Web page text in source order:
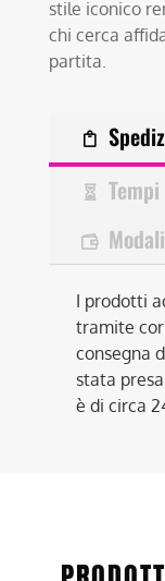
stile iconico
chi cerca
partita.
I prodotti
tramite
consegna
stata
è di circa